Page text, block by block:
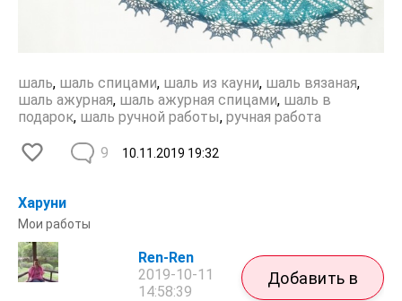
шаль, шаль спицами, шаль из кауни, шаль вязаная,
шаль ажурная, шаль ажурная спицами, шаль в
подарок, шаль ручной работы, ручная работа
10.11.2019 19:32
9
Харуни
Мои работы
Ren-Ren
2019-10-11
14:58:39
Добавить в